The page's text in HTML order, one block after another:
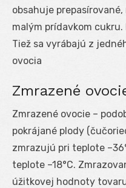
obsahuje
malým prídavkom
Tiež sa vyrábajú z
ovocia
Zmrazené
Zmrazené ovocie –
pokrájané plody
zmrazujú pri teplote
teplote –18°C.
úžitkovej hodnoty